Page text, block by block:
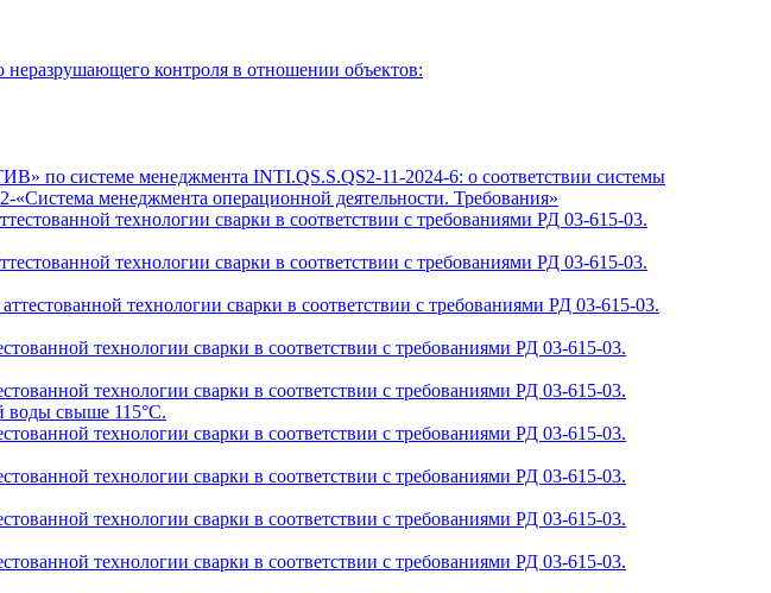
контроля в отношении объектов:
менеджмента INTI.QS.S.QS2-11-2024-6: о соответствии системы
менеджмента операционной деятельности. Требования»
технологии сварки в соответствии с требованиями РД 03-615-03.
технологии сварки в соответствии с требованиями РД 03-615-03.
технологии сварки в соответствии с требованиями РД 03-615-03.
технологии сварки в соответствии с требованиями РД 03-615-03.
технологии сварки в соответствии с требованиями РД 03-615-03.
воды свыше 115°С.
технологии сварки в соответствии с требованиями РД 03-615-03.
технологии сварки в соответствии с требованиями РД 03-615-03.
технологии сварки в соответствии с требованиями РД 03-615-03.
технологии сварки в соответствии с требованиями РД 03-615-03.